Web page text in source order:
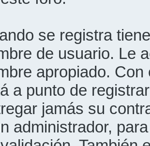
se registra
de usuario. Le
apropiado.
a punto de
jamás su
administrador,